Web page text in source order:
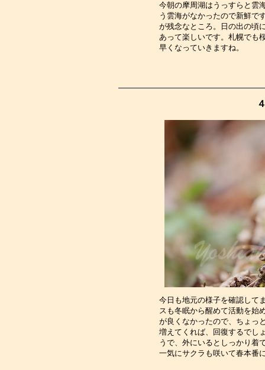
今朝の摩周湖はうっすらと雲
う雲海がなかったので新鮮で
が残念なところ。日の出の頃
あって楽しいです。札幌でも
早くなっ
今日も地元の様子を確認して
スも冬眠から醒めて活動を始
が良くなかったので、ちょっ
増えてくれば、回復するでし
うで、外にいるとしっかり着
一気にサクラも咲いて